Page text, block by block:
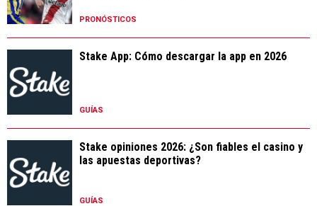
PRONÓSTICOS
Stake App: Cómo descargar la app en 2026
GUÍAS
Stake opiniones 2026: ¿Son fiables el casino y
las apuestas deportivas?
GUÍAS